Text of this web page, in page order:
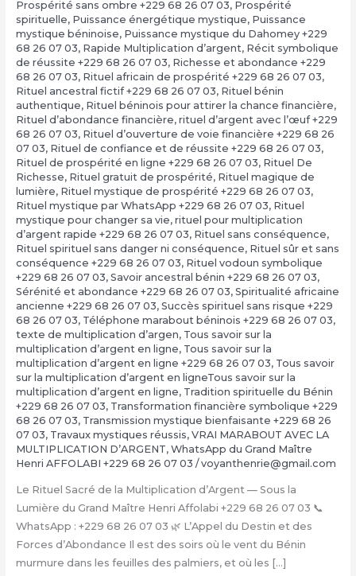
Prospérité sans ombre +229 68 26 07 03, Prospérité
spirituelle, Puissance énergétique mystique, Puissance
mystique béninoise, Puissance mystique du Dahomey +229
68 26 07 03, Rapide Multiplication d’argent, Récit symbolique
de réussite +229 68 26 07 03, Richesse et abondance +229
68 26 07 03, Rituel africain de prospérité +229 68 26 07 03,
Rituel ancestral fictif +229 68 26 07 03, Rituel bénin
authentique, Rituel béninois pour attirer la chance financière,
Rituel d’abondance financière, rituel d’argent avec l’œuf +229
68 26 07 03, Rituel d’ouverture de voie financière +229 68 26
07 03, Rituel de confiance et de réussite +229 68 26 07 03,
Rituel de prospérité en ligne +229 68 26 07 03, Rituel De
Richesse, Rituel gratuit de prospérité, Rituel magique de
lumière, Rituel mystique de prospérité +229 68 26 07 03,
Rituel mystique par WhatsApp +229 68 26 07 03, Rituel
mystique pour changer sa vie, rituel pour multiplication
d’argent rapide +229 68 26 07 03, Rituel sans conséquence,
Rituel spirituel sans danger ni conséquence, Rituel sûr et sans
conséquence +229 68 26 07 03, Rituel vodoun symbolique
+229 68 26 07 03, Savoir ancestral bénin +229 68 26 07 03,
Sérénité et abondance +229 68 26 07 03, Spiritualité africaine
ancienne +229 68 26 07 03, Succès spirituel sans risque +229
68 26 07 03, Téléphone marabout béninois +229 68 26 07 03,
texte de multiplication d’argen, Tous savoir sur la
multiplication d’argent en ligne, Tous savoir sur la
multiplication d’argent en ligne +229 68 26 07 03, Tous savoir
sur la multiplication d’argent en ligneTous savoir sur la
multiplication d’argent en ligne, Tradition spirituelle du Bénin
+229 68 26 07 03, Transformation financière symbolique +229
68 26 07 03, Transmission mystique bienfaisante +229 68 26
07 03, Travaux mystiques réussis, VRAI MARABOUT AVEC LA
MULTIPLICATION D’ARGENT, WhatsApp du Grand Maître
Henri AFFOLABI +229 68 26 07 03 /voyanthenrie@gmail.com
Le Rituel Sacré de la Multiplication d’Argent — Sous la
Lumière du Grand Maître Henri Affolabi +229 68 26 07 03 📞
WhatsApp : +229 68 26 07 03 🌿 L’Appel du Destin et des
Forces d’Abondance Il est des soirs où le vent du Bénin
murmure dans les feuilles des palmiers, et où les […]